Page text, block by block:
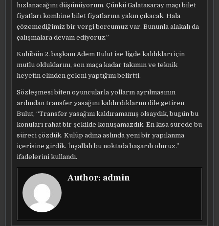
hızlanacağını düşünüyorum. Çünkü Galatasaray maçı bilet
fiyatları kombine bilet fiyatlarına yakın çıkacak. Hala
çözemediğimiz bir vergi borcumuz var. Bununla alakalı da
çalışmalara devam ediyoruz.”
Kulübün 2. başkanı Adem Bulut ise ligde kaldıkları için
mutlu olduklarını, son maça kadar takımın ve teknik
heyetin elinden geleni yaptığını belirtti.
Sözleşmesi biten oyuncularla yolların ayrılmasının
ardından transfer yasağını kaldırdıklarını dile getiren
Bulut, “Transfer yasağını kaldıramamış olsaydık, bugün bu
konuları rahat bir şekilde konuşamazdık. En kısa sürede bu
süreci çözdük. Kulüp adına aslında yeni bir yapılanma
içerisine girdik. İnşallah bu noktada başarılı oluruz.”
ifadelerini kullandı.
Author: admin